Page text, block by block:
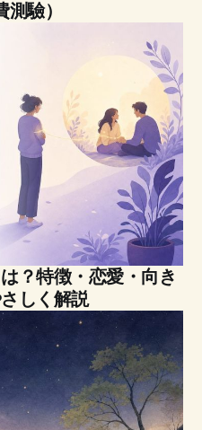
測驗）
？特徴・恋愛・向き
しく解説